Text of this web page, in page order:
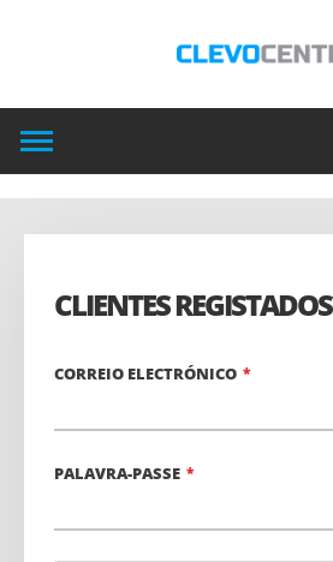
CLIENTES REGISTADOS
CORREIO ELECTRÓNICO
PALAVRA-PASSE